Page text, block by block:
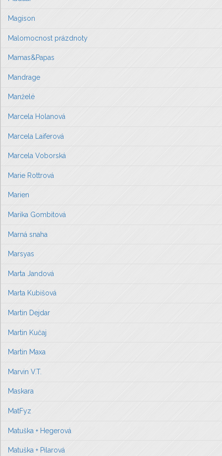
Magison
Malomocnost prázdnoty
Mamas&Papas
Mandrage
Manželé
Marcela Holanová
Marcela Laiferová
Marcela Voborská
Marie Rottrová
Marien
Marika Gombitová
Marná snaha
Marsyas
Marta Jandová
Marta Kubišová
Martin Dejdar
Martin Kučaj
Martin Maxa
Marvin V.T.
Maskara
MatFyz
Matuška + Hegerová
Matuška + Pilarová